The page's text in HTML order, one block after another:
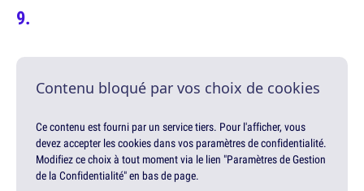
Contenu bloqué par vos choix de cookies
Ce contenu est fourni par un service tiers. Pour l'afficher, vous
devez accepter les cookies dans vos paramètres de confidentialité.
Modifiez ce choix à tout moment via le lien "Paramètres de Gestion
de la Confidentialité" en bas de page.